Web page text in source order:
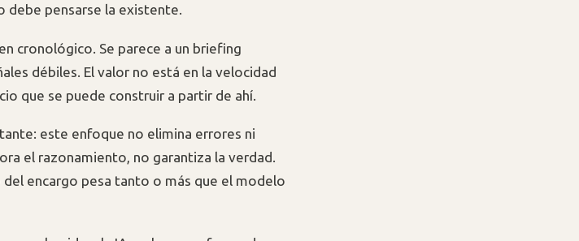
debe pensarse la existente.
cronológico. Se parece a un briefing
débiles. El valor no está en la velocidad
que se puede construir a partir de ahí.
este enfoque no elimina errores ni
el razonamiento, no garantiza la verdad.
encargo pesa tanto o más que el modelo